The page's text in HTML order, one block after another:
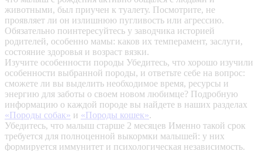
животными, был приучен к туалету. Посмотрите, не
проявляет ли он излишнюю пугливость или агрессию.
Обязательно поинтересуйтесь у заводчика историей
родителей, особенно мамы: каков их темперамент, заслуги,
состояние здоровья и возраст вязки.
Изучите особенности породы Убедитесь, что хорошо изучили
особенности выбранной породы, и ответьте себе на вопрос:
сможете ли вы выделить необходимое время, ресурсы и
энергию для заботы о своем новом любимце? Подробную
информацию о каждой породе вы найдете в наших разделах
«Породы собак» и «Породы кошек».
Убедитесь, что малыш старше 2 месяцев Именно такой срок
требуется для полноценной выкормки малышей: у них
формируется иммунитет и психологическая независимость.